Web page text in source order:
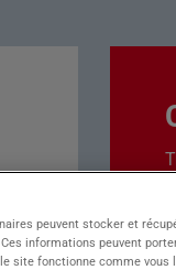
peuvent stocker et
informations peuvent
site fonctionne comme vous